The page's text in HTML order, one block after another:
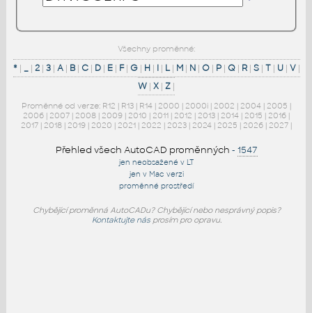
Všechny proměnné:
*| _| 2| 3| A| B| C| D| E| F| G| H | I| L| M| N| O| P| Q| R| S| T| U| V|
W | X | Z |
Proměnné od verze: R12 | R13 | R14 | 2000 | 2000i | 2002 | 2004 | 2005 |
2006 | 2007 | 2008 | 2009 | 2010 | 2011 | 2012 | 2013 | 2014 | 2015 | 2016 |
2017 | 2018 | 2019 | 2020 | 2021 | 2022 | 2023 | 2024 | 2025 | 2026 | 2027 |
Přehled všech AutoCAD proměnných - 1547
jen neobsažené v LT
jen v Mac verzi
proměnné prostředí
Chybějící proměnná AutoCADu? Chybějící nebo nesprávný popis?
Kontaktujte násprosím pro opravu.